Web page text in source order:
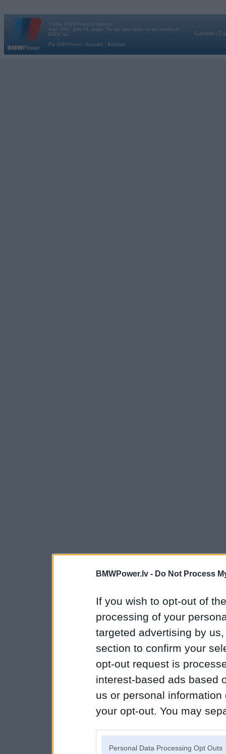
BMWPower.lv - Do Not Process
If you wish to opt-out of
processing of your
targeted advertising by
section to confirm your
opt-out request is
interest-based ads based
us or personal
your opt-out. You may
Personal Data Processing Opt Outs
Vortāls BMWPower.lv darbojas
kopš 2002. gada 14. maija. Tas nav auto klubs un nav saistīts ar
BMW AG.
Par BMWPower
Kontakti Reklāma
Galvena